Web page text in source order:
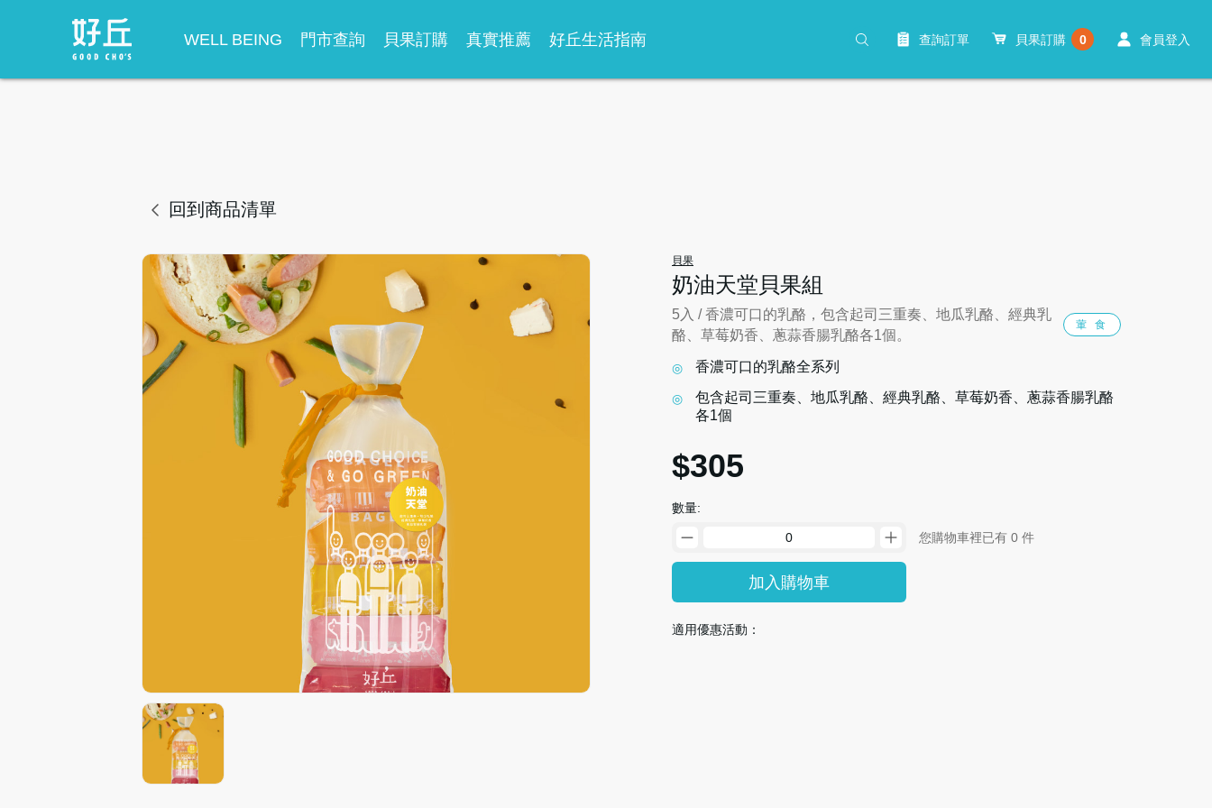
WELL BEING 門市查詢 貝果訂購 真實推薦 好丘生活指南 查詢訂單 貝果訂購 0 會員登入
回到商品清單
貝果
奶油天堂貝果組
5入 / 香濃可口的乳酪，包含起司三重奏、地瓜乳酪、經典乳
酪、草莓奶香、蔥蒜香腸乳酪各1個。
葷 食
香濃可口的乳酪全系列
包含起司三重奏、地瓜乳酪、經典乳酪、草莓奶香、蔥蒜香腸乳酪
各1個
$305
數量:
您購物車裡已有 0 件
加入購物車
適用優惠活動：